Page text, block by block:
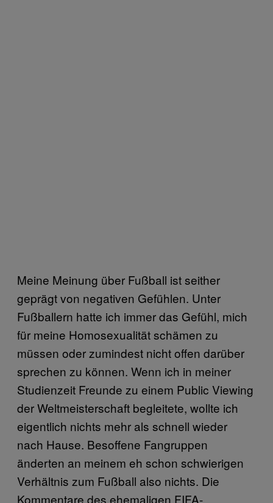
Meine Meinung über Fußball ist seither
geprägt von negativen Gefühlen. Unter
Fußballern hatte ich immer das Gefühl, mich
für meine Homosexualität schämen zu
müssen oder zumindest nicht offen darüber
sprechen zu können. Wenn ich in meiner
Studienzeit Freunde zu einem Public Viewing
der Weltmeisterschaft begleitete, wollte ich
eigentlich nichts mehr als schnell wieder
nach Hause. Besoffene Fangruppen
änderten an meinem eh schon schwierigen
Verhältnis zum Fußball also nichts. Die
Kommentare des ehemaligen FIFA-